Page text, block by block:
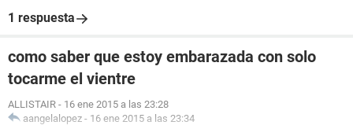
1 respuesta
como saber que estoy embarazada con solo
tocarme el vientre
ALLISTAIR - 16 ene 2015 a las 23:28
aangelalopez - 16 ene 2015 a las 23:34